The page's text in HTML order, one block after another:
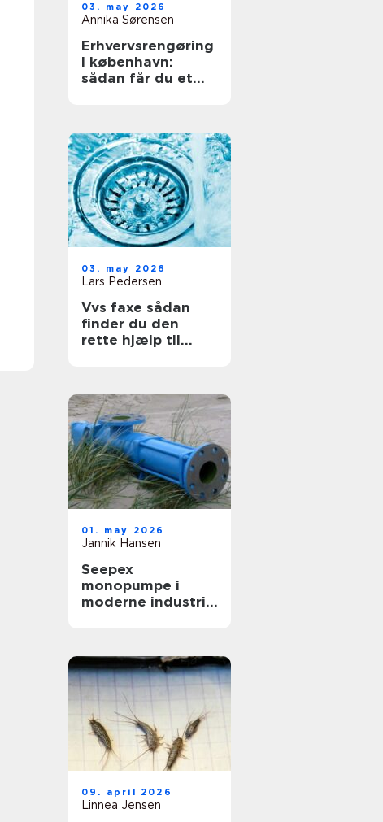
03. may 2026
Annika Sørensen
Erhvervsrengøring
i københavn:
sådan får du et
03. may 2026
Lars Pedersen
Vvs faxe sådan
finder du den
rette hjælp til
01. may 2026
Jannik Hansen
Seepex
monopumpe i
moderne industri:
09. april 2026
Linnea Jensen